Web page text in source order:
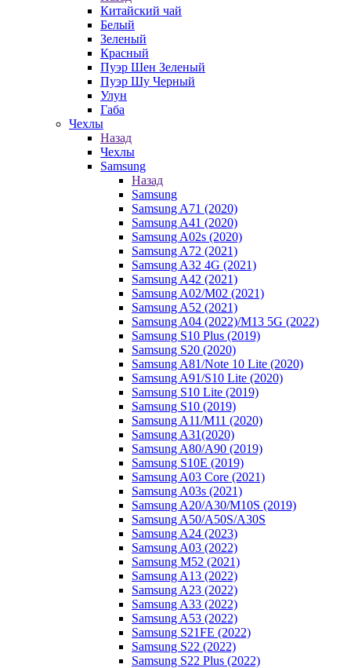
Китайский чай
Белый
Зеленый
Красный
Пуэр Шен Зеленый
Пуэр Шу Черный
Улун
Габа
Чехлы
Назад
Чехлы
Samsung
Назад
Samsung
Samsung A71 (2020)
Samsung A41 (2020)
Samsung A02s (2020)
Samsung A72 (2021)
Samsung A32 4G (2021)
Samsung A42 (2021)
Samsung A02/M02 (2021)
Samsung A52 (2021)
Samsung A04 (2022)/M13 5G (2022)
Samsung S10 Plus (2019)
Samsung S20 (2020)
Samsung A81/Note 10 Lite (2020)
Samsung A91/S10 Lite (2020)
Samsung S10 Lite (2019)
Samsung S10 (2019)
Samsung A11/M11 (2020)
Samsung A31(2020)
Samsung A80/A90 (2019)
Samsung S10E (2019)
Samsung A03 Core (2021)
Samsung A03s (2021)
Samsung A20/A30/M10S (2019)
Samsung A50/A50S/A30S
Samsung A24 (2023)
Samsung A03 (2022)
Samsung M52 (2021)
Samsung A13 (2022)
Samsung A23 (2022)
Samsung A33 (2022)
Samsung A53 (2022)
Samsung S21FE (2022)
Samsung S22 (2022)
Samsung S22 Plus (2022)